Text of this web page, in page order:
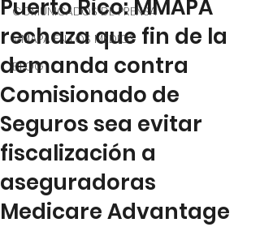
COMUNICADOS DE PRENSA
MMAPA EN LOS MEDIOS
BLOG
Puerto Rico: MMAPA
rechaza que fin de la
demanda contra
Comisionado de
Seguros sea evitar
fiscalización a
aseguradoras
Medicare Advantage